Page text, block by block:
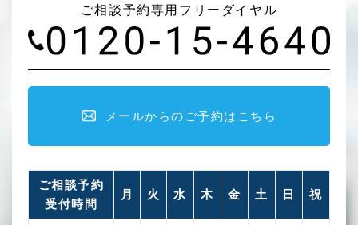
ご相談予約専用フリーダイヤル
メールからのご予約はこちら
ご相談予約
受付時間
月 火 水 木 金 土 日 祝